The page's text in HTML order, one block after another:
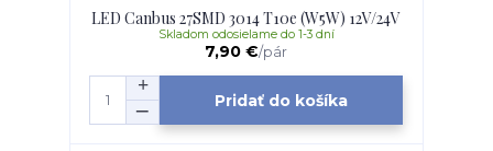
LED Canbus 27SMD 3014 T10e (W5W) 12V/24V
7,90 €/pár
Skladom odosielame do 1-3 dní
Pridať do košíka